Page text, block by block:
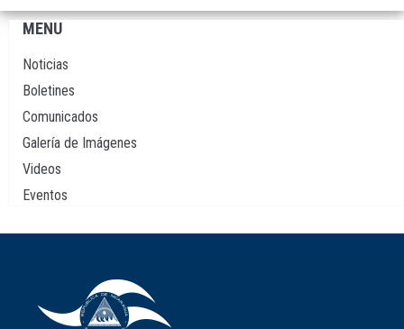
Navegación
principal
MENU
Noticias
Boletines
Comunicados
Galería de Imágenes
Videos
Eventos